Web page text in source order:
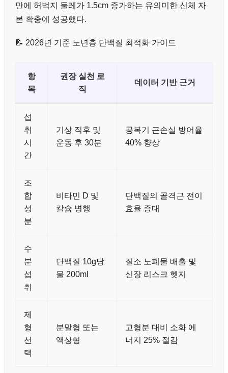
만에 허벅지 둘레가 1.5cm 증가하는 유의미한 신체 자
본 확충에 성공했다.
📝 2026년 기준 노년층 단백질 최적화 가이드
항
목
권장 실천 로
직
데이터 기반 근거
섭
취
시
간
기상 직후 및
운동 후 30분
공복기 근손실 방어율
40% 향상
조
합
성
분
비타민 D 및
칼슘 병행
단백질의 골격근 전이
효율 증대
수
분
섭
취
단백질 10g당
물 200ml
질소 노폐물 배출 및
신장 리스크 헷지
제
형
선
택
분말형 또는
액상형
고형분 대비 소화 에
너지 25% 절감